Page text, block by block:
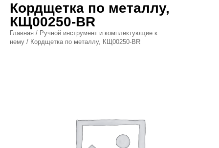
Кордщетка по металлу,
КЩ00250-BR
Главная / Ручной инструмент и комплектующие к
нему / Кордщетка по металлу, КЩ00250-BR